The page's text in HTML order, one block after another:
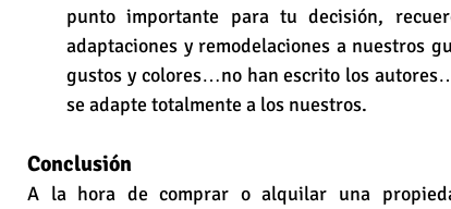
punto importante para tu decisión,
adaptaciones y remodelaciones a nuestros
gustos y colores…no han escrito los
se adapte totalmente a los nuestros.
Conclusión
A la hora de comprar o alquilar una